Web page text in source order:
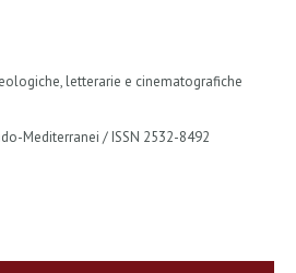
letterarie e cinematografiche
Mediterranei / ISSN 2532-8492